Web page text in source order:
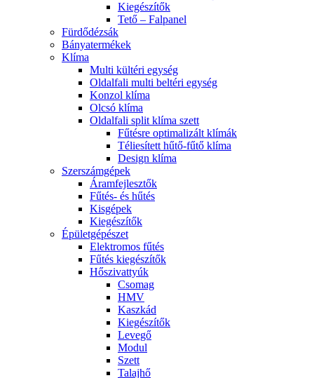
Kiegészítők
Tető – Falpanel
Fürdődézsák
Bányatermékek
Klíma
Multi kültéri egység
Oldalfali multi beltéri egység
Konzol klíma
Olcsó klíma
Oldalfali split klíma szett
Fűtésre optimalizált klímák
Téliesített hűtő-fűtő klíma
Design klíma
Szerszámgépek
Áramfejlesztők
Fűtés- és hűtés
Kisgépek
Kiegészítők
Épületgépészet
Elektromos fűtés
Fűtés kiegészítők
Hőszivattyúk
Csomag
HMV
Kaszkád
Kiegészítők
Levegő
Modul
Szett
Talajhő